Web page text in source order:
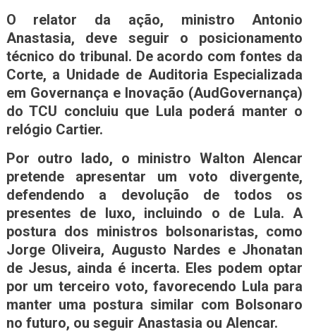
O relator da ação, ministro Antonio
Anastasia, deve seguir o posicionamento
técnico do tribunal. De acordo com fontes da
Corte, a Unidade de Auditoria Especializada
em Governança e Inovação (AudGovernança)
do TCU concluiu que Lula poderá manter o
relógio Cartier.
Por outro lado, o ministro Walton Alencar
pretende apresentar um voto divergente,
defendendo a devolução de todos os
presentes de luxo, incluindo o de Lula. A
postura dos ministros bolsonaristas, como
Jorge Oliveira, Augusto Nardes e Jhonatan
de Jesus, ainda é incerta. Eles podem optar
por um terceiro voto, favorecendo Lula para
manter uma postura similar com Bolsonaro
no futuro, ou seguir Anastasia ou Alencar.